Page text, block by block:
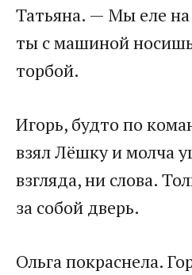
Татьяна. — Мы еле на
ты с машиной
торбой.
Игорь, будто по
взял Лёшку и молча
взгляда, ни слова.
за собой дверь.
Ольга покраснела.